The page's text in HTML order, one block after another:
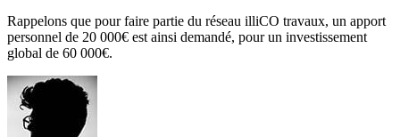
Rappelons que pour faire partie du réseau illiCO travaux, un apport
personnel de 20 000€ est ainsi demandé, pour un investissement
global de 60 000€.